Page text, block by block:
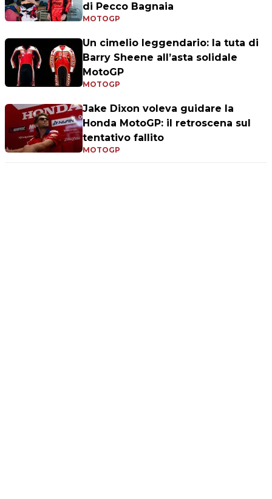
di Pecco Bagnaia
MOTOGP
Un cimelio leggendario: la tuta di
Barry Sheene all’asta solidale
MotoGP
MOTOGP
Jake Dixon voleva guidare la
Honda MotoGP: il retroscena sul
tentativo fallito
MOTOGP